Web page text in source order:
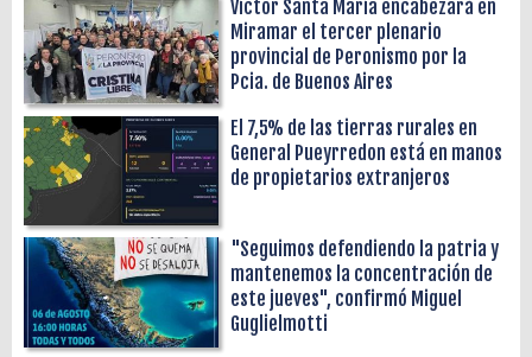
Víctor Santa María encabezará en
Miramar el tercer plenario
provincial de Peronismo por la
Pcia. de Buenos Aires
El 7,5% de las tierras rurales en
General Pueyrredon está en manos
de propietarios extranjeros
"Seguimos defendiendo la patria y
mantenemos la concentración de
este jueves", confirmó Miguel
Guglielmotti